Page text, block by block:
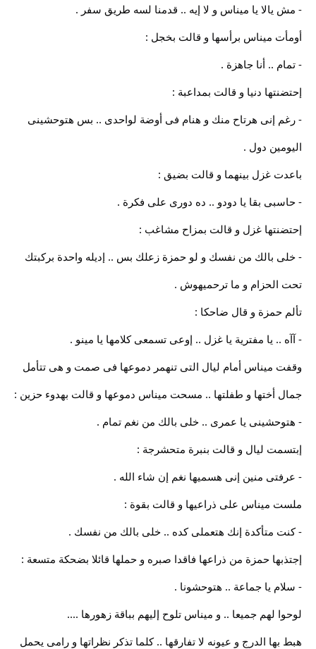
- مش يالا يا ميناس و لا إيه .. قدمنا لسه طريق سفر .
أومأت ميناس برأسها و قالت بخجل :
- تمام .. أنا جاهزة .
إحتضنتها دنيا و قالت بمداعبة :
- رغم إنى هرتاح منك و هنام فى أوضة لواحدى .. بس هتوحشينى
اليومين دول .
باعدت غزل بينهما و قالت بضيق :
- حاسبى بقا يا دودو .. ده دورى على فكرة .
إحتضنتها غزل و قالت بمزاح مشاغب :
- خلى بالك من نفسك و لو حمزة زعلك بس .. إديله واحدة بركبتك
تحت الحزام و ما ترحميهوش .
تألم حمزة و قال ضاحكا :
- آآه .. يا مفترية يا غزل .. إوعى تسمعى كلامها يا مينو .
وقفت ميناس أمام ليال التى تنهمر دموعها فى صمت و هى تتأمل
جمال أختها و طفلتها .. مسحت ميناس دموعها و قالت بهدوء حزين :
- هتوحشينى يا عمرى .. خلى بالك من نغم تمام .
إبتسمت ليال و قالت بنبرة متحشرجة :
- عرفتى منين إنى هسميها نغم إن شاء الله .
ملست ميناس على ذراعيها و قالت بقوة :
- كنت متأكدة إنك هتعملى كده .. خلى بالك من نفسك .
إجتذبها حمزة من ذراعها فاقدا صبره و حملها قائلا بضحكة متسعة :
- سلام يا جماعة .. هتوحشونا .
لوحوا لهم جميعا .. و ميناس تلوح إليهم بباقة زهورها ....
هبط بها الدرج و عيونه لا تفارقها .. كلما تذكر نظراتها و رامى يحمل